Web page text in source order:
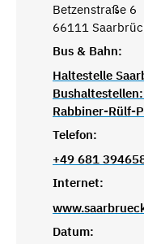
Betzenstraße 6
66111
Bus & Bahn:
Haltestelle
Rabbiner-Rülf-
Telefon:
+49 681
Internet:
Datum: